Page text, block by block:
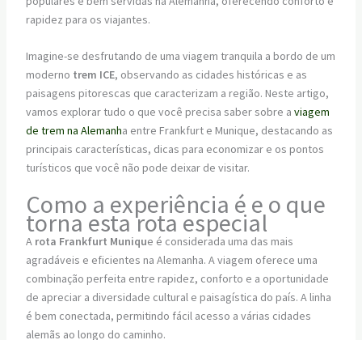
rapidez para os viajantes.
Imagine-se desfrutando de uma viagem tranquila a bordo de um
moderno trem ICE, observando as cidades históricas e as
paisagens pitorescas que caracterizam a região. Neste artigo,
vamos explorar tudo o que você precisa saber sobre a viagem
de trem na Alemanha entre Frankfurt e Munique, destacando as
principais características, dicas para economizar e os pontos
turísticos que você não pode deixar de visitar.
Como a experiência é e o que
torna esta rota especial
A rota Frankfurt Munique é considerada uma das mais
agradáveis e eficientes na Alemanha. A viagem oferece uma
combinação perfeita entre rapidez, conforto e a oportunidade
de apreciar a diversidade cultural e paisagística do país. A linha
é bem conectada, permitindo fácil acesso a várias cidades
alemãs ao longo do caminho.